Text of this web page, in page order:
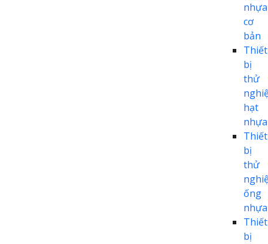
nhựa
cơ
bản
Thiết
bị
thử
hạt
nhựa
Thiết
bị
thử
ống
nhựa
Thiết
bị